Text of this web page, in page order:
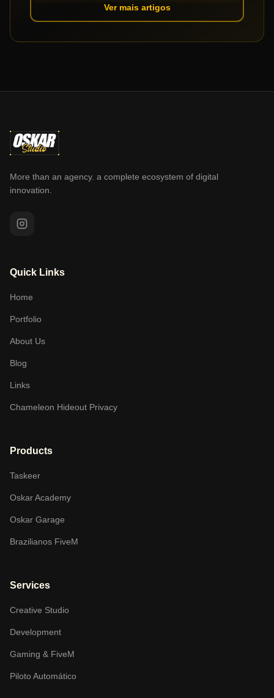
Ver mais artigos
More than an agency. a complete ecosystem of digital
innovation.
Quick Links
Home
Portfolio
About Us
Blog
Links
Chameleon Hideout Privacy
Products
Taskeer
Oskar Academy
Oskar Garage
Brazilianos FiveM
Services
Creative Studio
Development
Gaming & FiveM
Piloto Automático